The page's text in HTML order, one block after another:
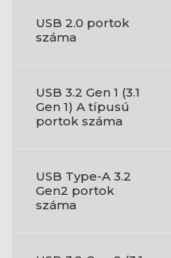
USB 2.0 portok
száma
USB 3.2 Gen 1 (3.1
Gen 1) A típusú
portok száma
USB Type-A 3.2
Gen2 portok
száma